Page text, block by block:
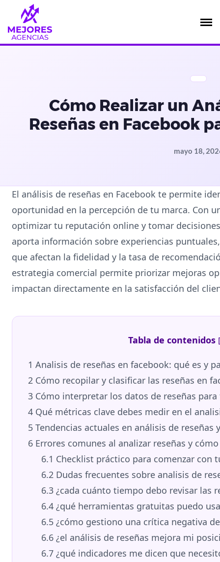
contenido
Cómo Realizar un
Reseñas en Facebook
mayo 18,
El análisis de reseñas en Facebook te permite
oportunidad en la percepción de tu marca. Con
optimizar tu reputación online y tomar
aporta información sobre experiencias
que afectan la fidelidad y la tasa de
estrategia comercial permite priorizar mejoras
impactan directamente en la satisfacción del
Tabla de contenidos [
1 Analisis de reseñas en facebook: qué es y
2 Cómo recopilar y clasificar las reseñas en
3 Cómo interpretar los datos de reseñas
4 Qué métricas clave debes medir en el
5 Tendencias actuales en análisis de reseñas
6 Errores comunes al analizar reseñas y
6.1 Checklist práctico para comenzar con
6.2 Dudas frecuentes sobre analisis de
6.3 ¿cada cuánto tiempo debo revisar las
6.4 ¿qué herramientas gratuitas puedo
6.5 ¿cómo gestiono una crítica negativa
6.6 ¿el análisis de reseñas mejora mi
6.7 ¿qué indicadores me dicen que